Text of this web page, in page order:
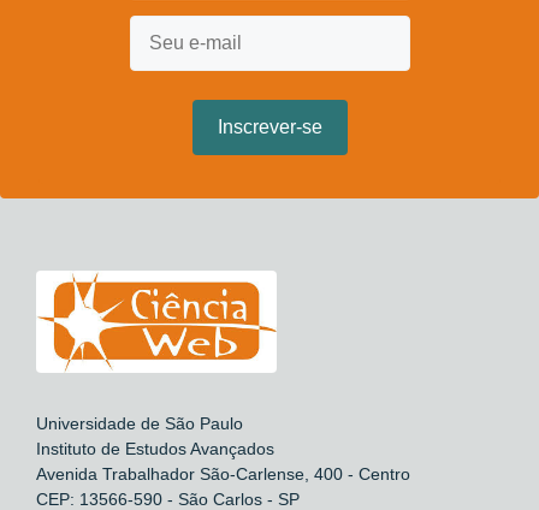
Universidade de São Paulo
Instituto de Estudos Avançados
Avenida Trabalhador São-Carlense, 400 - Centro
CEP: 13566-590 - São Carlos - SP